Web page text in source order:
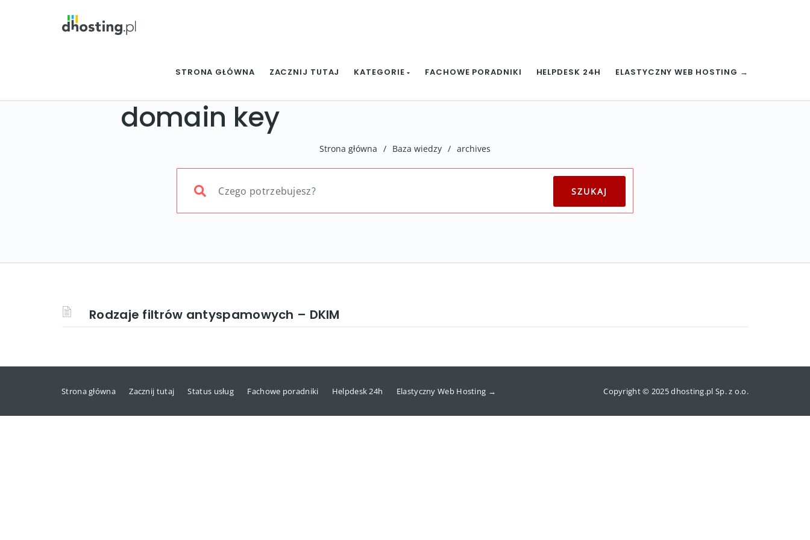
STRONA GŁÓWNA ZACZNIJ TUTAJ KATEGORIE FACHOWE PORADNIKI HELPDESK 24H ELASTYCZNY WEB HOSTING →
domain key
Strona główna / Baza wiedzy / archives
Rodzaje filtrów antyspamowych – DKIM
Strona główna Zacznij tutaj Status usług Fachowe poradniki Helpdesk 24h Elastyczny Web Hosting → Copyright © 2025 dhosting.pl Sp. z o.o.